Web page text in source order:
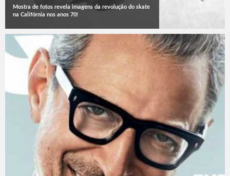
Mostra de fotos revela imagens da revolução do skate
na Califórnia nos anos 70!